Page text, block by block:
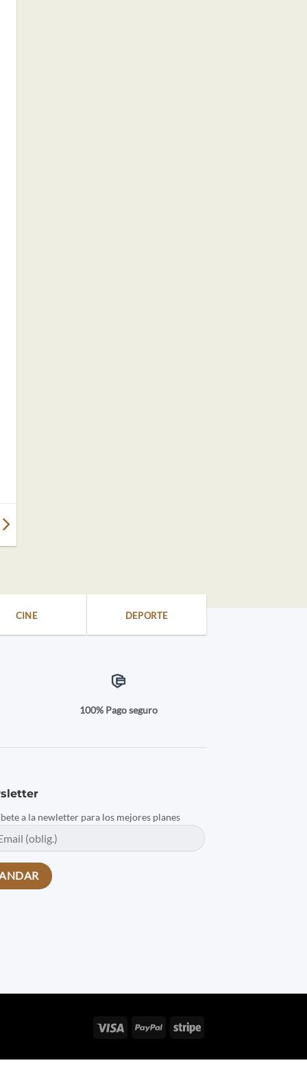
CINE DEPORTE
100% Pago seguro
a la newletter para los mejores planes
Visa PayPal Stripe